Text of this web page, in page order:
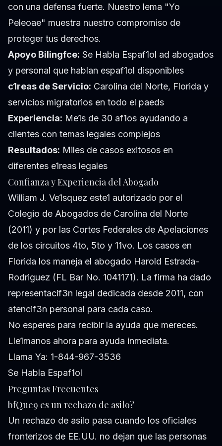
con una defensa fuerte. Nuestro lema "Yo
Peleoae" muestra nuestro compromiso de
proteger tus derechos.
Apoyo Bilingfce: Se Habla Espaf1ol ad abogados
y personal que hablan espaf1ol disponibles
c1reas de Servicio: Carolina del Norte, Florida y
servicios migratorios en todo el paeds
Experiencia: Me1s de 30 af1os ayudando a
clientes con temas legales complejos
Resultados: Miles de casos exitosos en
diferentes e1reas legales
Confianza y Experiencia del Abogado
William J. Ve1squez este1 autorizado por el
Colegio de Abogados de Carolina del Norte
(2011) y por las Cortes Federales de Apelaciones
de los circuitos 4to, 5to y 11vo. Los casos en
Florida los maneja el abogado Harold Estrada-
Rodriguez (FL Bar No. 1041171). La firma ha dado
representacif3n legal dedicada desde 2011, con
atencif3n personal para cada caso.
No esperes para recibir la ayuda que mereces.
Lle1manos ahora para ayuda inmediata.
Llama Ya: 1-844-967-3536
Se Habla Espaf1ol
Preguntas Frecuentes
bfQue9 es un rechazo de asilo?
Un rechazo de asilo pasa cuando los oficiales
fronterizos de EE.UU. no dejan que las personas